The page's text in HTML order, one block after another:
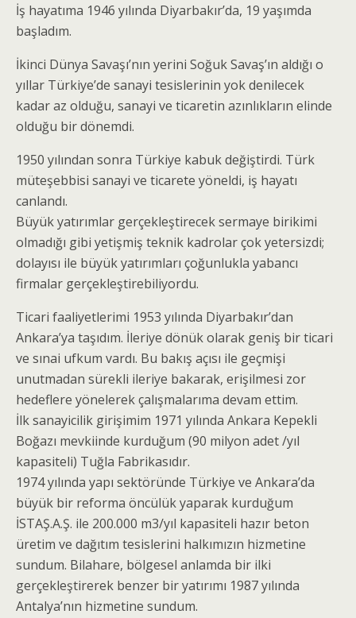
İş hayatıma 1946 yılında Diyarbakır’da, 19 yaşımda
başladım.
İkinci Dünya Savaşı’nın yerini Soğuk Savaş’ın aldığı o
yıllar Türkiye’de sanayi tesislerinin yok denilecek
kadar az olduğu, sanayi ve ticaretin azınlıkların elinde
olduğu bir dönemdi.
1950 yılından sonra Türkiye kabuk değiştirdi. Türk
müteşebbisi sanayi ve ticarete yöneldi, iş hayatı
canlandı.
Büyük yatırımlar gerçekleştirecek sermaye birikimi
olmadığı gibi yetişmiş teknik kadrolar çok yetersizdi;
dolayısı ile büyük yatırımları çoğunlukla yabancı
firmalar gerçekleştirebiliyordu.
Ticari faaliyetlerimi 1953 yılında Diyarbakır’dan
Ankara’ya taşıdım. İleriye dönük olarak geniş bir ticari
ve sınai ufkum vardı. Bu bakış açısı ile geçmişi
unutmadan sürekli ileriye bakarak, erişilmesi zor
hedeflere yönelerek çalışmalarıma devam ettim.
İlk sanayicilik girişimim 1971 yılında Ankara Kepekli
Boğazı mevkiinde kurduğum (90 milyon adet /yıl
kapasiteli) Tuğla Fabrikasıdır.
1974 yılında yapı sektöründe Türkiye ve Ankara’da
büyük bir reforma öncülük yaparak kurduğum
İSTAŞ.A.Ş. ile 200.000 m3/yıl kapasiteli hazır beton
üretim ve dağıtım tesislerini halkımızın hizmetine
sundum. Bilahare, bölgesel anlamda bir ilki
gerçekleştirerek benzer bir yatırımı 1987 yılında
Antalya’nın hizmetine sundum.